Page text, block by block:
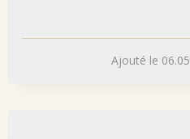
Ajouté le